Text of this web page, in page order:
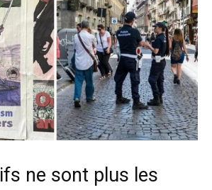
ne sont plus les